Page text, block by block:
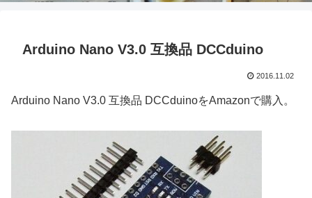
Arduino Nano V3.0 互換品 DCCduino
2016.11.02
Arduino Nano V3.0 互換品 DCCduinoをAmazonで購入。